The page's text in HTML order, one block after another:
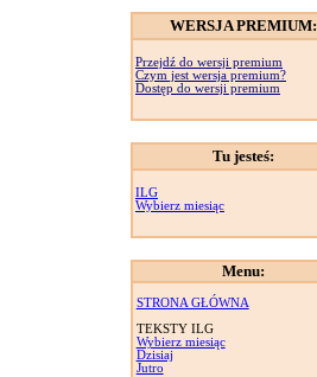
WERSJA PREMIUM:
Przejdź do wersji premium
Czym jest wersja premium?
Dostęp do wersji premium
Tu jesteś:
ILG
Wybierz miesiąc
Menu:
STRONA GŁÓWNA
TEKSTY ILG
Wybierz miesiąc
Dzisiaj
Jutro